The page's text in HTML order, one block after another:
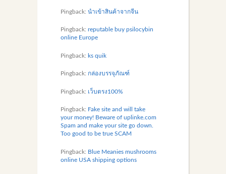
Pingback: นำเข้าสินค้าจากจีน
Pingback: reputable buy psilocybin
online Europe
Pingback: ks quik
Pingback: กล่องบรรจุภัณฑ์
Pingback: เว็บตรง100%
Pingback: Fake site and will take
your money! Beware of uplinke.com
Spam and make your site go down.
Too good to be true SCAM
Pingback: Blue Meanies mushrooms
online USA shipping options